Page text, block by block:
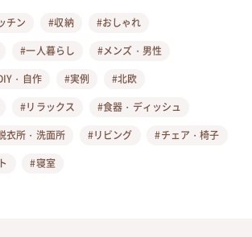
チン #収納
#おしゃれ
#一人暮らし
#メンズ・男性
・自作 #実例
#北欧
#リラックス
#食器・ディッシュ
衣所・洗面所 #リビング
#チェア・椅子
#寝室